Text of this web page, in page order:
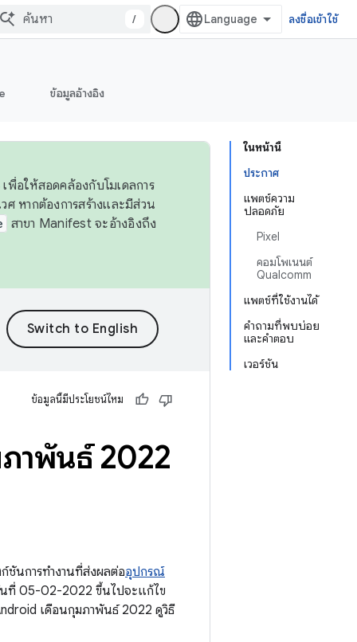
/ ลงชื่อเข้าใช้
ข้อมูลอ้างอิง
ในหน้านี้
ประกาศ
แพตช์ความ
ปลอดภัย
Pixel
คอมโพเนนต์
Qualcomm
แพตช์ที่ใช้งานได้
คำถามที่พบบ่อย
และคำตอบ
เวอร์ชัน
พื่อให้สอดคล้องกับโมเดลการ
หากต้องการสร้างและมีส่วน
สาขา Manifest จะอ้างอิงถึง
ข้อมูลนี้มีประโยชน์ไหม
ภาพันธ์ 2022
ชันการทำงานที่ส่งผลต่ออุปกรณ์
ที่ 05-02-2022 ขึ้นไปจะแก้ไข
เดือนกุมภาพันธ์ 2022 ดูวิธี